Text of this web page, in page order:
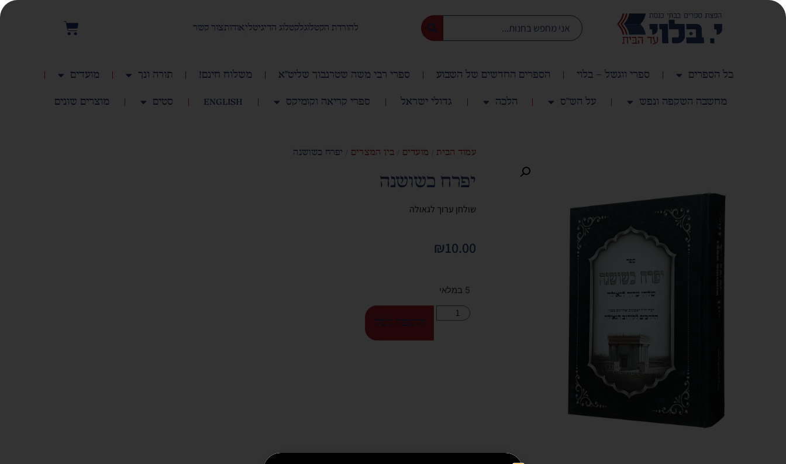
להורדת הקטלוג לקטלוג הדיגיטלי אודות צור קשר
כל הספרים ספרי ווגשל – בלוי הספרים החדשים של השבוע ספרי רבי משה שטרנבוך שליט"א משלוח חינם! תורה ונך מועדים
מחשבה השקפה ונפש על הש"ס הלכה גדולי ישראל ספרי קריאה וקומיקס English סטים מוצרים שונים
עמוד הבית/ מועדים / בין המצרים / יפרח כשושנה
יפרח כשושנה
שולחן ערוך לגאולה
₪10.00
5 במלאי
הוספה לסל